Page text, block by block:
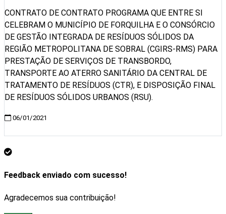
CONTRATO DE CONTRATO PROGRAMA QUE ENTRE SI
CELEBRAM O MUNICÍPIO DE FORQUILHA E O CONSÓRCIO
DE GESTÃO INTEGRADA DE RESÍDUOS SÓLIDOS DA
REGIÃO METROPOLITANA DE SOBRAL (CGIRS-RMS) PARA
PRESTAÇÃO DE SERVIÇOS DE TRANSBORDO,
TRANSPORTE AO ATERRO SANITÁRIO DA CENTRAL DE
TRATAMENTO DE RESÍDUOS (CTR), E DISPOSIÇÃO FINAL
DE RESÍDUOS SÓLIDOS URBANOS (RSU).
06/01/2021
Feedback enviado com sucesso!
Agradecemos sua contribuição!